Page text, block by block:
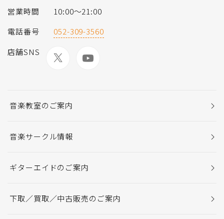
営業時間
10:00～21:00
電話番号
052-309-3560
店舗SNS
音楽教室のご案内
音楽サークル情報
ギターエイドのご案内
下取／買取／中古販売のご案内